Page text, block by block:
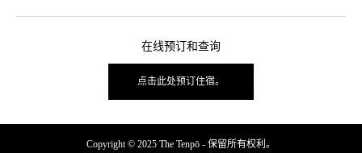
在线预订和查询
点击此处预订住宿。
Copyright © 2025 The Tenpō - 保留所有权利。